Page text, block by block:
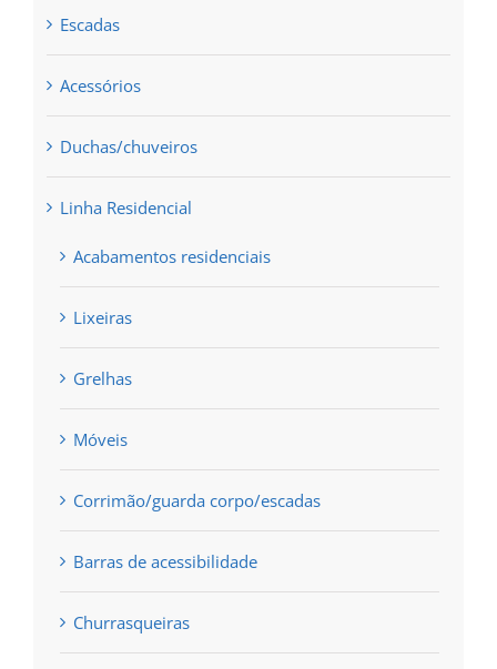
Escadas
Acessórios
Duchas/chuveiros
Linha Residencial
Acabamentos residenciais
Lixeiras
Grelhas
Móveis
Corrimão/guarda corpo/escadas
Barras de acessibilidade
Churrasqueiras